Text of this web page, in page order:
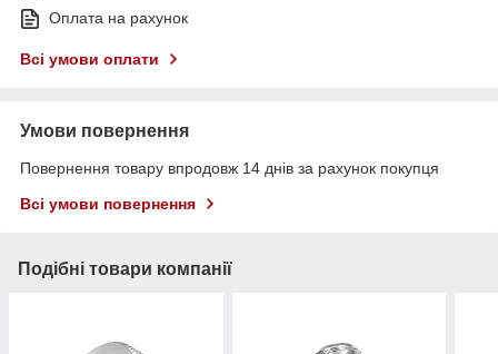
Оплата на рахунок
Всі умови оплати
Умови повернення
Повернення товару впродовж 14 днів за рахунок покупця
Всі умови повернення
Подібні товари компанії